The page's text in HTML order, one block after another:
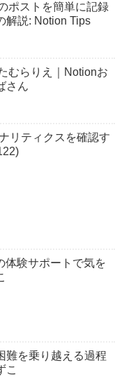
ポストを簡単に記録
解説: Notion Tips
むらりえ｜Notionお
さん
リティクスを確認す
体験サポートで気を
を乗り越える過程
こ